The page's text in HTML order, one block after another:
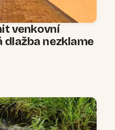
venkovní
dlažba nezklame